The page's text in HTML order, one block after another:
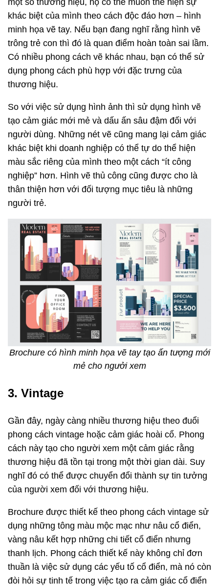
khác biệt của mình theo cách độc đáo hơn – hình
minh họa vẽ tay. Nếu bạn đang nghĩ rằng hình vẽ
trông trẻ con thì đó là quan điểm hoàn toàn sai lầm.
Có nhiều phong cách vẽ khác nhau, bạn có thể sử
dụng phong cách phù hợp với đặc trưng của
thương hiệu.
So với việc sử dụng hình ảnh thì sử dụng hình vẽ
tạo cảm giác mới mẻ và dấu ấn sâu đậm đối với
người dùng. Những nét vẽ cũng mang lại cảm giác
khác biệt khi doanh nghiệp có thể tự do thể hiện
màu sắc riêng của mình theo một cách “ít công
nghiệp” hơn. Hình vẽ thủ công cũng được cho là
thân thiện hơn với đối tượng mục tiêu là những
người trẻ.
Brochure có hình minh họa vẽ tay tạo ấn tượng mới
mẻ cho ngưởi xem
3. Vintage
Gần đây, ngày càng nhiều thương hiệu theo đuổi
phong cách vintage hoặc cảm giác hoài cổ. Phong
cách này tạo cho người xem một cảm giác rằng
thương hiệu đã tồn tại trong một thời gian dài. Suy
nghĩ đó có thể được chuyển đổi thành sự tin tưởng
của người xem đối với thương hiệu.
Brochure được thiết kế theo phong cách vintage sử
dụng những tông màu mộc mạc như nâu cổ điển,
vàng nâu kết hợp những chi tiết cổ điển nhưng
thanh lịch. Phong cách thiết kế này không chỉ đơn
thuần là việc sử dụng các yếu tố cổ điển, mà nó còn
đòi hỏi sự tinh tế trong việc tạo ra cảm giác cổ điển